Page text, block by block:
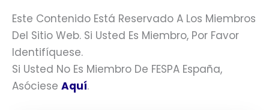
Este Contenido Está Reservado A Los Miembros
Del Sitio Web. Si Usted Es Miembro, Por Favor
Identifíquese.
Si Usted No Es Miembro De FESPA España,
Asóciese Aquí.